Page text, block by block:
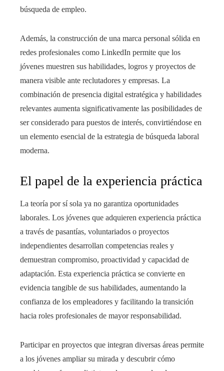
búsqueda de empleo.
Además, la construcción de una marca personal sólida en
redes profesionales como LinkedIn permite que los
jóvenes muestren sus habilidades, logros y proyectos de
manera visible ante reclutadores y empresas. La
combinación de presencia digital estratégica y habilidades
relevantes aumenta significativamente las posibilidades de
ser considerado para puestos de interés, convirtiéndose en
un elemento esencial de la estrategia de búsqueda laboral
moderna.
El papel de la experiencia práctica
La teoría por sí sola ya no garantiza oportunidades
laborales. Los jóvenes que adquieren experiencia práctica
a través de pasantías, voluntariados o proyectos
independientes desarrollan competencias reales y
demuestran compromiso, proactividad y capacidad de
adaptación. Esta experiencia práctica se convierte en
evidencia tangible de sus habilidades, aumentando la
confianza de los empleadores y facilitando la transición
hacia roles profesionales de mayor responsabilidad.
Participar en proyectos que integran diversas áreas permite
a los jóvenes ampliar su mirada y descubrir cómo